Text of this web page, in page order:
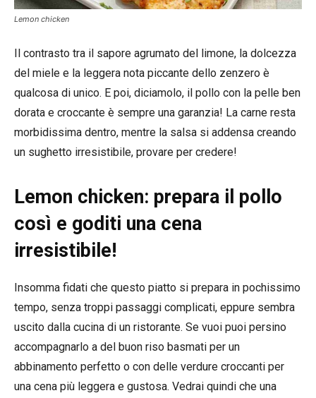
Lemon chicken
Il contrasto tra il sapore agrumato del limone, la dolcezza
del miele e la leggera nota piccante dello zenzero è
qualcosa di unico. E poi, diciamolo, il pollo con la pelle ben
dorata e croccante è sempre una garanzia! La carne resta
morbidissima dentro, mentre la salsa si addensa creando
un sughetto irresistibile, provare per credere!
Lemon chicken: prepara il pollo
così e goditi una cena
irresistibile!
Insomma fidati che questo piatto si prepara in pochissimo
tempo, senza troppi passaggi complicati, eppure sembra
uscito dalla cucina di un ristorante. Se vuoi puoi persino
accompagnarlo a del buon riso basmati per un
abbinamento perfetto o con delle verdure croccanti per
una cena più leggera e gustosa. Vedrai quindi che una